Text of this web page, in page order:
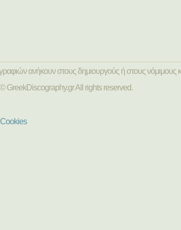
ανήκουν στους δημιουργούς ή στους νόμιμους
© GreekDiscography.gr All rights reserved.
Cookies